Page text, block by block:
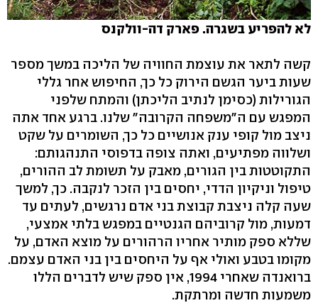
לא להפריע בשגרה. פארק דה-וולקנס
קשה לתאר את עוצמת החוויה של הליכה במשך מספר
שעות ביער הגשם הירוק כל כך, החיפוש אחר גללי
הגורילות (כסימן לנתיב הליכתן) והמתח שלפני
המפגש עם ה"משפחה הקרובה" שלנו. ברגע אחד אתה
ניצב מול קופי ענק אנושיים כל כך, השומרים על שקט
ושלווה מפתיעים, ואתה צופה בדפוסי התנהגותם:
התקוטטות בין הגורים, מאבק על תשומת לב ההורים,
טיפול וניקיון הדדי, יחסים בין הזכר לנקבה. כך, למשך
שעה קלה ניצבת קבוצת בני אדם נרגשים, לעתים עד
דמעות, מול קרוביהם הגנטיים במפגש בלתי אמצעי,
שללא ספק מותיר אחריו הרהורים על מוצא האדם, על
מקומו בטבע ואולי אף על היחסים בין בני האדם עצמם.
ברואנדה שאחרי 1994, אין ספק שיש לדברים הללו
משמעות חדשה ומרתקת.